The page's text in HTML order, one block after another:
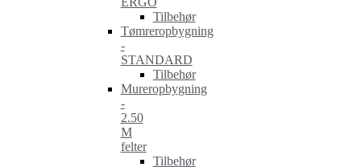
Tilbehør
Tømreropbygning
-
STANDARD
Tilbehør
Mureropbygning
-
2.50
M
felter
Tilbehør